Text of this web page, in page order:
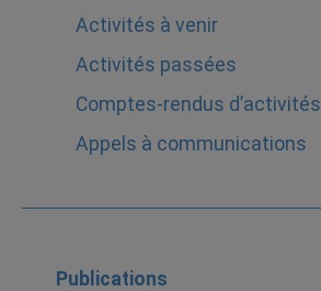
Activités à venir
Activités passées
Comptes-rendus d’activités
Appels à communications
Publications